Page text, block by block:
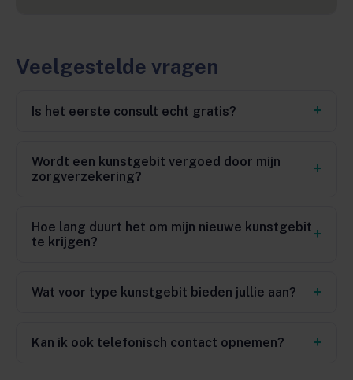
Veelgestelde vragen
Is het eerste consult echt gratis?
Wordt een kunstgebit vergoed door mijn
zorgverzekering?
Hoe lang duurt het om mijn nieuwe kunstgebit
te krijgen?
Wat voor type kunstgebit bieden jullie aan?
Kan ik ook telefonisch contact opnemen?